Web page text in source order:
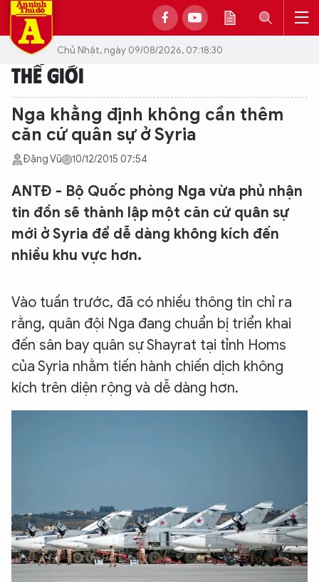
Chủ Nhật, ngày 09/08/2026, 07:18:30
THẾ GIỚI
Nga khẳng định không cần thêm
căn cứ quân sự ở Syria
Đặng Vũ 10/12/2015 07:54
ANTĐ - Bộ Quốc phòng Nga vừa phủ nhận
tin đồn sẽ thành lập một căn cứ quân sự
mới ở Syria để dễ dàng không kích đến
nhiều khu vực hơn.
Vào tuần trước, đã có nhiều thông tin chỉ ra
rằng, quân đội Nga đang chuẩn bị triển khai
đến sân bay quân sự Shayrat tại tỉnh Homs
của Syria nhằm tiến hành chiến dịch không
kích trên diện rộng và dễ dàng hơn.